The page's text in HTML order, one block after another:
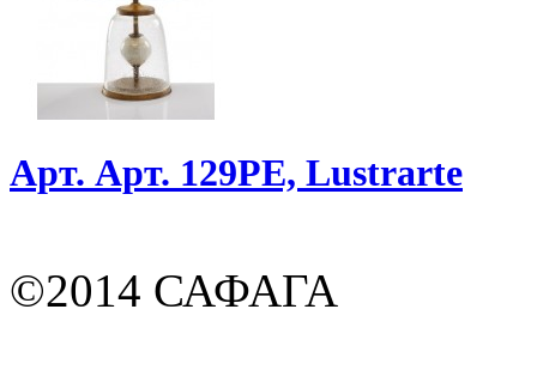
Арт. Арт. 129PE, Lustrarte
©2014 САФАГА